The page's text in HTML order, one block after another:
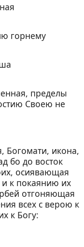
Своею не
бо до восток
осиявающая
к покаянию их
отгоняющая
всех с верою к
к Богу: